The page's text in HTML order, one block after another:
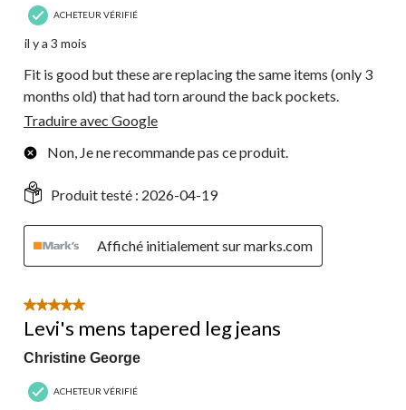
ACHETEUR VÉRIFIÉ
il y a 3 mois
Fit is good but these are replacing the same items (only 3
months old) that had torn around the back pockets.
Traduire avec Google
Non, Je ne recommande pas ce produit.
Produit testé : 2026-04-19
Affiché initialement sur marks.com
5 étoile(s) sur 5.
Levi's mens tapered leg jeans
Christine George
ACHETEUR VÉRIFIÉ